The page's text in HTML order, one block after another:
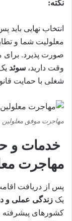
نکته:
انتخاب نهایی باید
معلولیت شما و
صورت پذیرد. برای
وقت دارید، سوئد
شغلی با حمایت
مهاجرت موفق معلولین
خدمات و
مهاجرت
پس از دریافت
یک زندگی عملی و
کشورهای پیشرفته